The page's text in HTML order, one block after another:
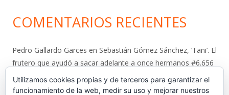
COMENTARIOS RECIENTES
Pedro Gallardo Garces en Sebastián Gómez Sánchez, ‘Tani’. El
frutero que ayudó a sacar adelante a once hermanos #6.656
Isabel CallealtaenSebastián Gómez Sánchez, ‘Tani’. El frutero
Utilizamos cookies propias y de terceros para garantizar el
funcionamiento de la web, medir su uso y mejorar nuestros